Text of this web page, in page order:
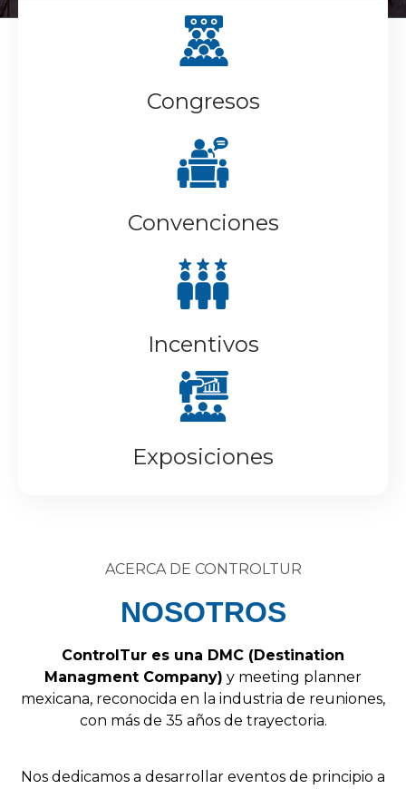
Congresos
Convenciones
Incentivos
Exposiciones
ACERCA DE CONTROLTUR
NOSOTROS
ControlTur es una DMC (Destination
Managment Company) y meeting planner
mexicana, reconocida en la industria de reuniones,
con más de 35 años de trayectoria.
Nos dedicamos a desarrollar eventos de principio a